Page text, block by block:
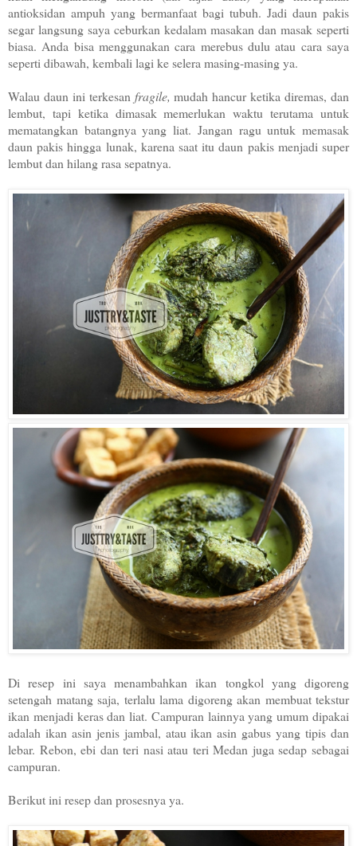
antioksidan ampuh yang bermanfaat bagi tubuh. Jadi daun pakis
segar langsung saya ceburkan kedalam masakan dan masak seperti
biasa. Anda bisa menggunakan cara merebus dulu atau cara saya
seperti dibawah, kembali lagi ke selera masing-masing ya.
Walau daun ini terkesan fragile, mudah hancur ketika diremas, dan
lembut, tapi ketika dimasak memerlukan waktu terutama untuk
mematangkan batangnya yang liat. Jangan ragu untuk memasak
daun pakis hingga lunak, karena saat itu daun pakis menjadi super
lembut dan hilang rasa sepatnya.
Di resep ini saya menambahkan ikan tongkol yang digoreng
setengah matang saja, terlalu lama digoreng akan membuat tekstur
ikan menjadi keras dan liat. Campuran lainnya yang umum dipakai
adalah ikan asin jenis jambal, atau ikan asin gabus yang tipis dan
lebar. Rebon, ebi dan teri nasi atau teri Medan juga sedap sebagai
campuran.
Berikut ini resep dan prosesnya ya.